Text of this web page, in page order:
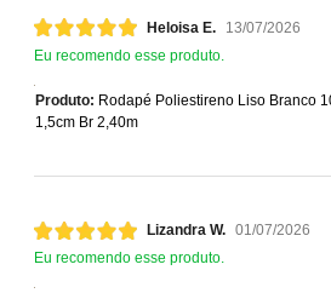
Heloisa E.
13/07/2026
Eu recomendo esse produto.
Produto: Rodapé Poliestireno Liso Branco
1,5cm Br 2,40m
Lizandra W. 01/07/2026
Eu recomendo esse produto.